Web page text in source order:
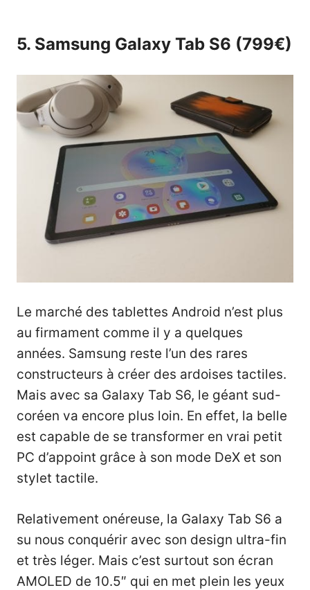
5. Samsung Galaxy Tab S6 (799€)
Le marché des tablettes Android n’est plus
au firmament comme il y a quelques
années. Samsung reste l’un des rares
constructeurs à créer des ardoises tactiles.
Mais avec sa Galaxy Tab S6, le géant sud-
coréen va encore plus loin. En effet, la belle
est capable de se transformer en vrai petit
PC d’appoint grâce à son mode DeX et son
stylet tactile.
Relativement onéreuse, la Galaxy Tab S6 a
su nous conquérir avec son design ultra-fin
et très léger. Mais c’est surtout son écran
AMOLED de 10.5″ qui en met plein les yeux